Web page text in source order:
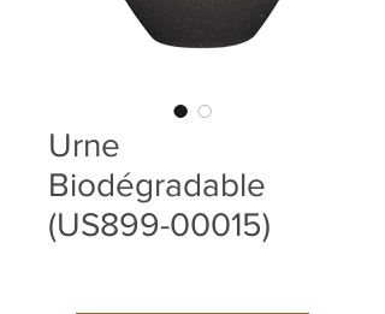
Urne
Biodégradable
(US899-00015)